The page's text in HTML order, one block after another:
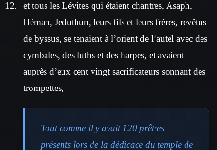
et tous les Lévites qui étaient chantres, Asaph,
Héman, Jeduthun, leurs fils et leurs frères, revêtus
de byssus, se tenaient à l’orient de l’autel avec des
cymbales, des luths et des harpes, et avaient
auprès d’eux cent vingt sacrificateurs sonnant des
trompettes,
Tout comme il y avait 120 prêtres
présents lors de la dédicace du temple de